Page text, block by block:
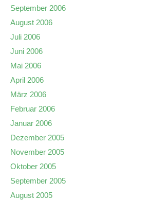
September 2006
August 2006
Juli 2006
Juni 2006
Mai 2006
April 2006
März 2006
Februar 2006
Januar 2006
Dezember 2005
November 2005
Oktober 2005
September 2005
August 2005